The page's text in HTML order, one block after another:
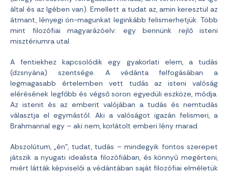
által és az Igében van). Emellett a tudat az, amin keresztül az
átmant, lényegi ön-magunkat leginkább felismerhetjük. Több
mint filozófiai magyarázóelv: egy bennünk rejlő isteni
misztériumra utal.
A fentiekhez kapcsolódik egy gyakorlati elem, a tudás
(dzsnyána) szentsége. A védánta felfogásában a
legmagasabb értelemben vett tudás az isteni valóság
elérésének legfőbb és végső soron egyedüli eszköze, módja.
Az istenit és az emberit valójában a tudás és nemtudás
választja el egymástól. Aki a valóságot igazán felismeri, a
Brahmannal egy – aki nem, korlátolt emberi lény marad.
Abszolútum, „én”, tudat, tudás – mindegyik fontos szerepet
játszik a nyugati idealista filozófiában, és könnyű megérteni,
miért látták képviselői a védántában saját filozófiai elméletük